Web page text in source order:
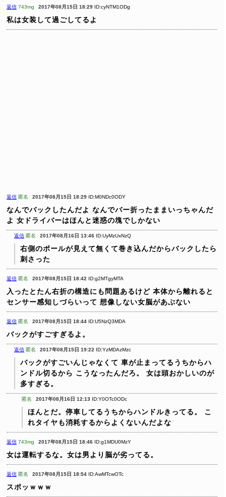
返信 743mg 2017年08月15日 18:29 ID:cyNTM1ODg
私は女装して過ごしてるよ
返信 匿名 2017年08月15日 18:29 ID:M0NDc0ODY
なんでバックしたんだよ なんでバー折ったままいっちゃんだ
よ 女ドライバーはほんと迷惑の塊でしかない
返信 匿名 2017年08月16日 13:46 ID:UyMzUxNzQ
右側のポールが見えて無くて巻き込んだからバックしたら
刺さった
返信 匿名 2017年08月15日 18:42 ID:g2MTgyMTA
入ったとたん右折の構造にも問題あるけど 本体から離れると
センサー感知しづらいって 想像しない女脳があぶない
返信 匿名 2017年08月15日 18:44 ID:U5NzQ3MDA
バックがすごすぎるよ。
返信 匿名 2017年08月15日 19:22 ID:YzMDAzMzc
バックがすごいんじゃなくて 車が止まってるうちからハ
ンドル切るから こうなったんだろ。
女は頭おかしいのが
多すぎる。
匿名 2017年08月16日 12:13 ID:Y0OTc0ODc
ほんとだ。停車してるうちからハンドルきってる。
こ
れタイヤも消耗するからよくないんだよな
返信 743mg 2017年08月15日 18:46 ID:g1MDU0MzY
女は運転するな。女は男より脳が劣ってる。
返信 匿名 2017年08月15日 18:54 ID:AwMTcwOTc
スポッｗｗｗ